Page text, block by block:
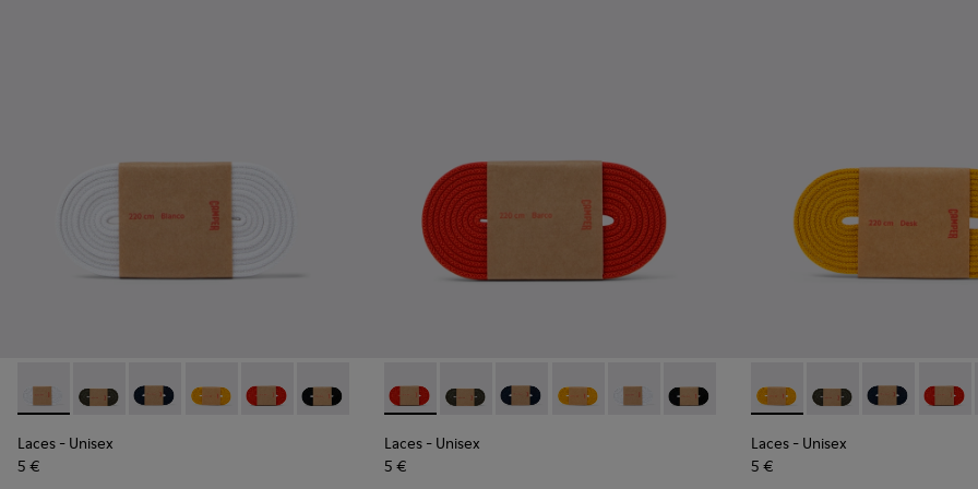
Laces - KL00002-002 - Lacets élastiques blancs
Laces - KL00002-006 - Lacets élastiques vert foncé
Laces - KL00002-005 - Lacets bleu foncé
Laces - KL00002-004 - Lacets élastiques jaunes
Laces - KL00002-003 - Lacets élastiques rouges
Laces - KL00002-001 - Lacets élastiques noirs
Laces - Unisex
5 €
Laces - KL00002-003 - Lacets élastiques rouges
Laces - KL00002-006 - Lacets élastiques vert foncé
Laces - KL00002-005 - Lacets bleu foncé
Laces - KL00002-004 - Lacets élastiques jaunes
Laces - KL00002-002 - Lacets élastiques blancs
Laces - KL00002-001 - Lacets élastiques
Laces - Unisex
5 €
Laces - KL00002-004 -
Laces - KL00002-
Laces -Laces
Laces - Unisex
5 €